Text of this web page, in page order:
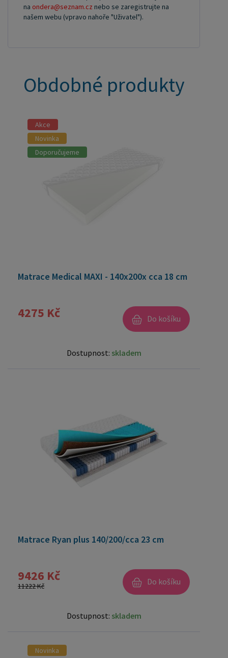
na ondera@seznam.cz nebo se zaregistrujte na
našem webu (vpravo nahoře "Uživatel").
Obdobné produkty
Akce
Novinka
Doporučujeme
Matrace Medical MAXI - 140x200x cca 18 cm
4275 Kč Do košíku
Dostupnost: skladem
Matrace Ryan plus 140/200/cca 23 cm
9426 Kč
11222 Kč Do košíku
Dostupnost: skladem
Novinka